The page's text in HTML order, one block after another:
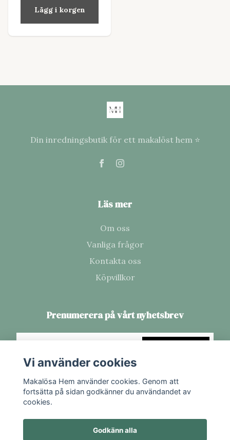
Lägg i korgen
Din inredningsbutik för ett makalöst hem ⭐
Läs mer
Om oss
Vanliga frågor
Kontakta oss
Köpvillkor
Prenumerera på vårt nyhetsbrev
Vi använder cookies
Makalösa Hem använder cookies. Genom att
fortsätta på sidan godkänner du användandet av
cookies.
Godkänn alla